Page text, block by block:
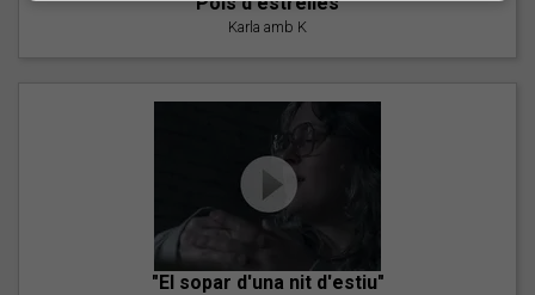
Karla amb K
"El sopar d'una nit d'estiu"